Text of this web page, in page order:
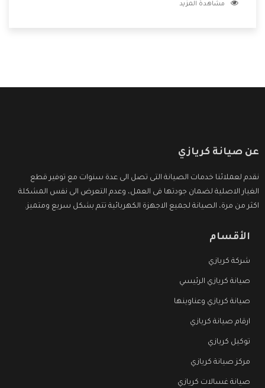
الشركة بها والتى تكون منها خدمة الصيانة التى تكون من أهم
مشاهدة المزيد
عن صيانة كريازي
نقدم لعملائنا خدمات الصيانة التى تصل الى عدة سنوات مع توفير قطع
الغيار الاصلية لضمان جودتها فى العمل، وعدم التعرض الى نفس المشكلة
اكثر من مرة، الصيانة لجميع الاجهزة الكهربائية تتم بشكل سريع ومتميز.
الأقسام
شركة كريازي
صيانة كريازي الرئيسي
صيانة كريازي وعناوينها
ارقام صيانة كريازي
توكيل كريازي
مركز صيانة كريازي
صيانة غسالات كريازي